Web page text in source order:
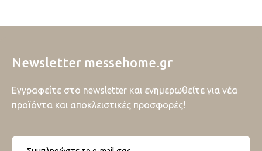
Newsletter messehome.gr
Εγγραφείτε στο newsletter και ενημερωθείτε για νέα
προϊόντα και αποκλειστικές προσφορές!